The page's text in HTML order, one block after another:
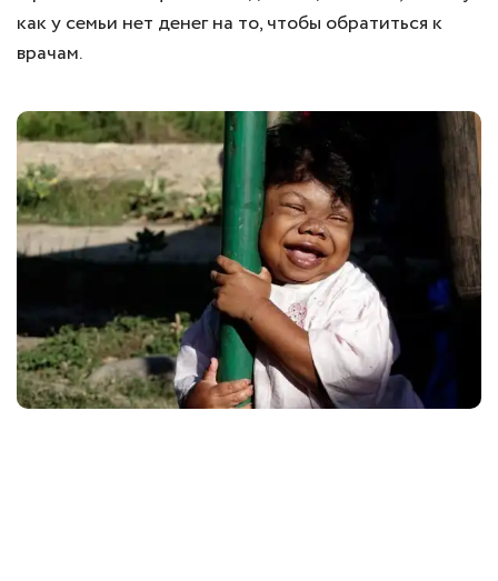
как у семьи нет денег на то, чтобы обратиться к
врачам.